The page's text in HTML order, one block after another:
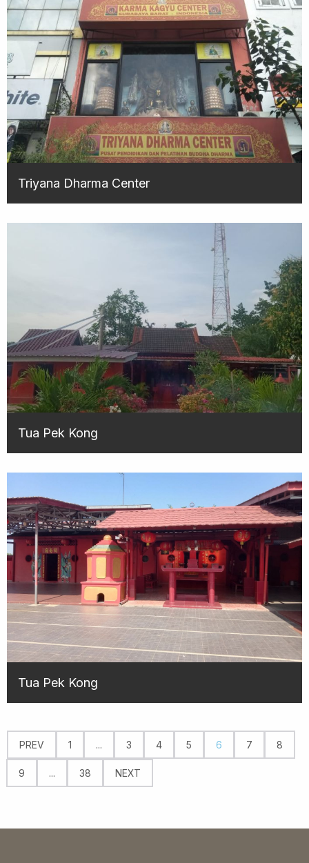
Triyana Dharma Center
Tua Pek Kong
Tua Pek Kong
PREV 1 ... 3 4 5 6 7 8
9 ... 38 NEXT